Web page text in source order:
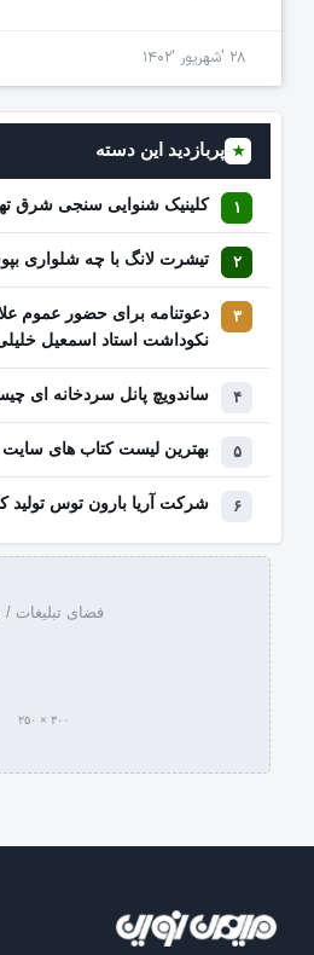
۲۸ 'شهریور '۱۴۰۲
★ پربازدید این دسته
کلینیک شنوایی سنجی شرق
تیشرت لانگ با چه شلواری
دعوتنامه برای حضور عموم
نکوداشت استاد اسمعیل
ساندویچ پانل سردخانه ای
بهترین لیست کتاب‌ های
شرکت آریا بارون توس تولید
فضای تبلیغات /
۳۰۰ × ۲۵۰